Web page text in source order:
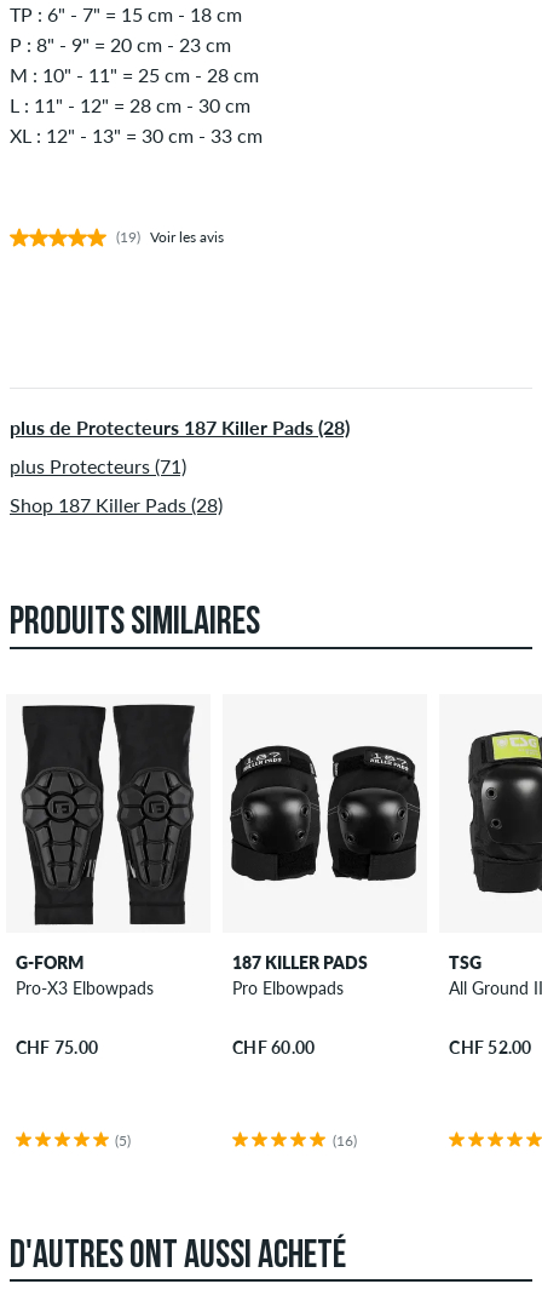
TP : 6" - 7" = 15 cm - 18 cm
P : 8" - 9" = 20 cm - 23 cm
M : 10" - 11" = 25 cm - 28 cm
L : 11" - 12" = 28 cm - 30 cm
XL : 12" - 13" = 30 cm - 33 cm
(19) Voir les avis
plus de Protecteurs 187 Killer Pads (28)
plus Protecteurs (71)
Shop 187 Killer Pads (28)
PRODUITS SIMILAIRES
G-FORM
Pro-X3 Elbowpads
CHF 75.00
(5)
187 KILLER PADS
Pro Elbowpads
CHF 60.00
(16)
TSG
All Ground
CHF 52.00
D'AUTRES ONT AUSSI ACHETÉ